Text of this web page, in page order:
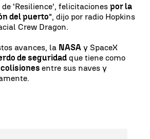
de 'Resilience', felicitaciones por la
del puerto", dijo por radio Hopkins
Crew Dragon.
avances, la NASA y SpaceX
de seguridad que tiene como
entre sus naves y